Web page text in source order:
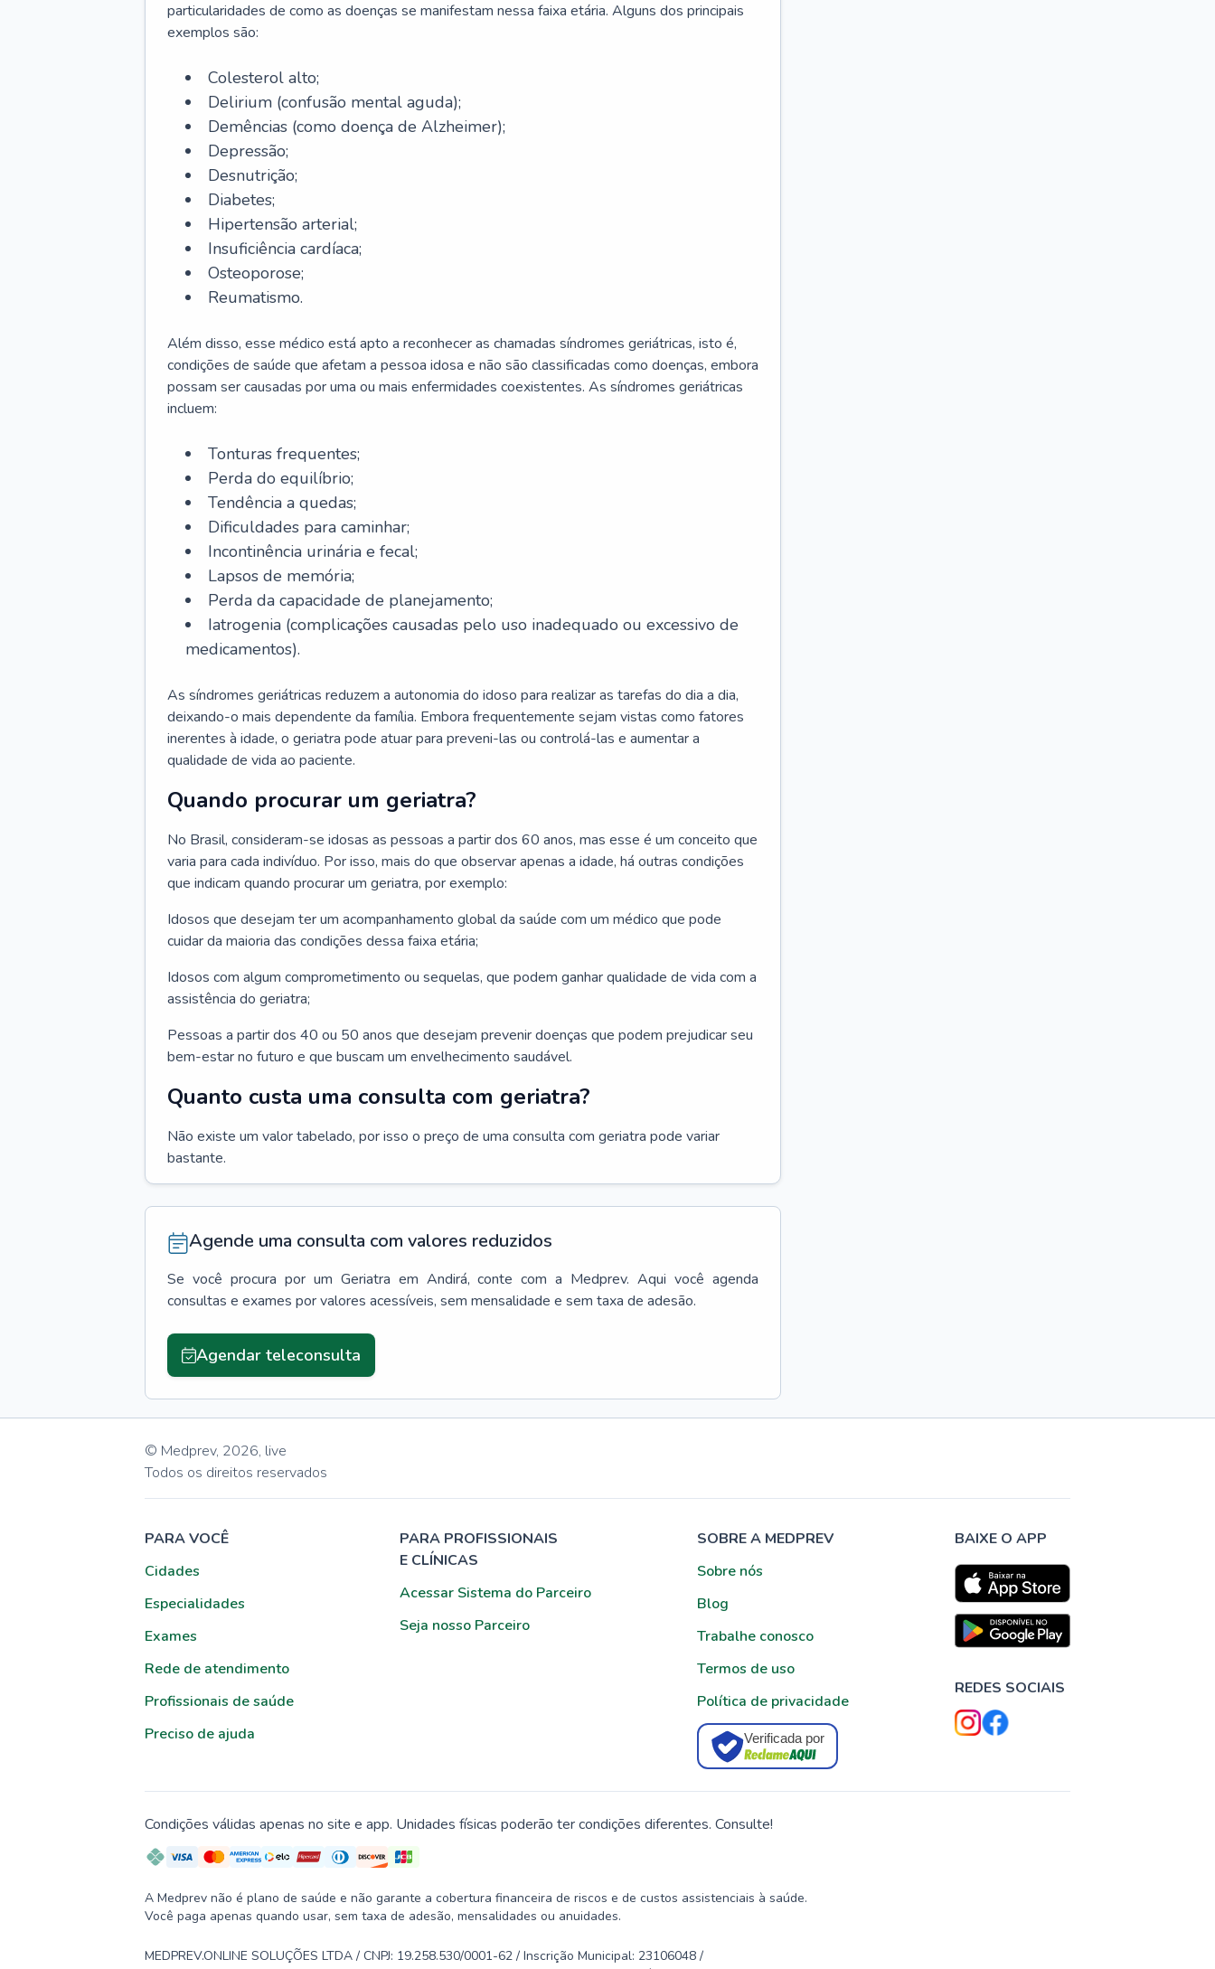
particularidades de como as doenças se manifestam nessa faixa etária. Alguns dos principais
exemplos são:
Colesterol alto;
Delirium (confusão mental aguda);
Demências (como doença de Alzheimer);
Depressão;
Desnutrição;
Diabetes;
Hipertensão arterial;
Insuficiência cardíaca;
Osteoporose;
Reumatismo.
Além disso, esse médico está apto a reconhecer as chamadas síndromes geriátricas, isto é,
condições de saúde que afetam a pessoa idosa e não são classificadas como doenças, embora
possam ser causadas por uma ou mais enfermidades coexistentes. As síndromes geriátricas
incluem:
Tonturas frequentes;
Perda do equilíbrio;
Tendência a quedas;
Dificuldades para caminhar;
Incontinência urinária e fecal;
Lapsos de memória;
Perda da capacidade de planejamento;
Iatrogenia (complicações causadas pelo uso inadequado ou excessivo de
medicamentos).
As síndromes geriátricas reduzem a autonomia do idoso para realizar as tarefas do dia a dia,
deixando-o mais dependente da família. Embora frequentemente sejam vistas como fatores
inerentes à idade, o geriatra pode atuar para preveni-las ou controlá-las e aumentar a
qualidade de vida ao paciente.
Quando procurar um geriatra?
No Brasil, consideram-se idosas as pessoas a partir dos 60 anos, mas esse é um conceito que
varia para cada indivíduo. Por isso, mais do que observar apenas a idade, há outras condições
que indicam quando procurar um geriatra, por exemplo:
Idosos que desejam ter um acompanhamento global da saúde com um médico que pode
cuidar da maioria das condições dessa faixa etária;
Idosos com algum comprometimento ou sequelas, que podem ganhar qualidade de vida com a
assistência do geriatra;
Pessoas a partir dos 40 ou 50 anos que desejam prevenir doenças que podem prejudicar seu
bem-estar no futuro e que buscam um envelhecimento saudável.
Quanto custa uma consulta com geriatra?
Não existe um valor tabelado, por isso o preço de uma consulta com geriatra pode variar
bastante.
Agende uma consulta com valores reduzidos
Se você procura por um Geriatra em Andirá, conte com a Medprev. Aqui você agenda
consultas e exames por valores acessíveis, sem mensalidade e sem taxa de adesão.
Agendar teleconsulta
© Medprev, 2026, live
Todos os direitos reservados
PARA VOCÊ
Cidades
Especialidades
Exames
Rede de atendimento
Profissionais de saúde
Preciso de ajuda
PARA PROFISSIONAIS
E CLÍNICAS
Acessar Sistema do Parceiro
Seja nosso Parceiro
SOBRE A MEDPREV
Sobre nós
Blog
Trabalhe conosco
Termos de uso
Política de privacidade
Verificada por
BAIXE O APP
REDES SOCIAIS
Condições válidas apenas no site e app. Unidades físicas poderão ter condições diferentes. Consulte!
A Medprev não é plano de saúde e não garante a cobertura financeira de riscos e de custos assistenciais à saúde.
Você paga apenas quando usar, sem taxa de adesão, mensalidades ou anuidades.
MEDPREV.ONLINE SOLUÇÕES LTDA / CNPJ: 19.258.530/0001-62 / Inscrição Municipal: 23106048 /